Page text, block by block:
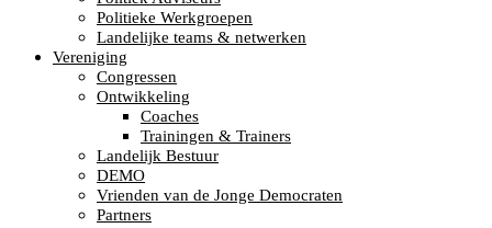
Politieke Werkgroepen
Landelijke teams & netwerken
Vereniging
Congressen
Ontwikkeling
Coaches
Trainingen & Trainers
Landelijk Bestuur
DEMO
Vrienden van de Jonge Democraten
Partners